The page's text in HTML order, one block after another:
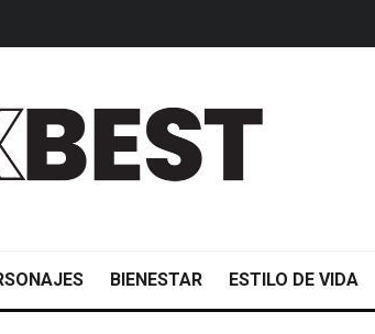
BIENESTAR ESTILO DE VIDA